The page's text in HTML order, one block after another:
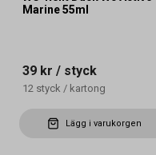
Marine 55ml
39 kr / styck
12 styck / kartong
Lägg i varukorgen